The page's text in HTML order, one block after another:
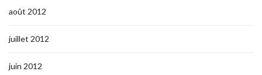
août 2012
juillet 2012
juin 2012